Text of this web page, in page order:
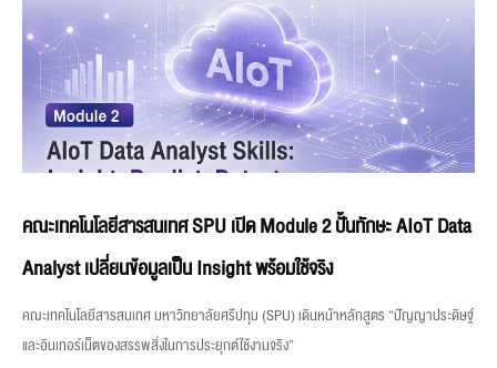
คณะเทคโนโลยีสารสนเทศ SPU เปิด Module 2 ปั้นทักษะ AIoT Data
Analyst เปลี่ยนข้อมูลเป็น Insight พร้อมใช้จริง
คณะเทคโนโลยีสารสนเทศ มหาวิทยาลัยศรีปทุม (SPU) เดินหน้าหลักสูตร “ปัญญาประดิษฐ์
และอินเทอร์เน็ตของสรรพสิ่งในการประยุกต์ใช้งานจริง”